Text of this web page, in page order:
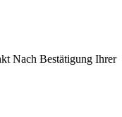
Nach Bestätigung Ihrer